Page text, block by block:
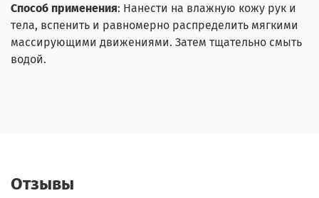
Способ применения: Нанести на влажную кожу рук и
тела, вспенить и равномерно распределить мягкими
массирующими движениями. Затем тщательно смыть
водой.
Отзывы